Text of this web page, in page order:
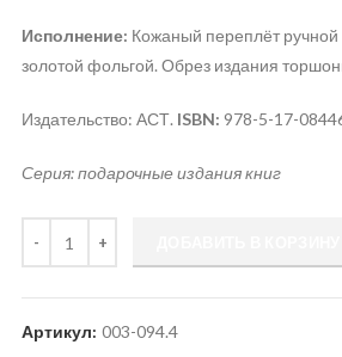
Исполнение: Кожаный переплёт
золотой фольгой. Обрез издания
Издательство: АСТ. ISBN: 978-5-17-
Серия: подарочные издания книг
Артикул: 003-094.4